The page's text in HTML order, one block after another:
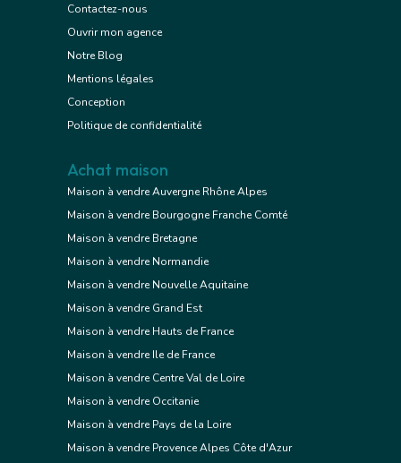
Contactez-nous
Ouvrir mon agence
Notre Blog
Mentions légales
Conception
Politique de confidentialité
Achat maison
Maison à vendre Auvergne Rhône Alpes
Maison à vendre Bourgogne Franche Comté
Maison à vendre Bretagne
Maison à vendre Normandie
Maison à vendre Nouvelle Aquitaine
Maison à vendre Grand Est
Maison à vendre Hauts de France
Maison à vendre Ile de France
Maison à vendre Centre Val de Loire
Maison à vendre Occitanie
Maison à vendre Pays de la Loire
Maison à vendre Provence Alpes Côte d'Azur